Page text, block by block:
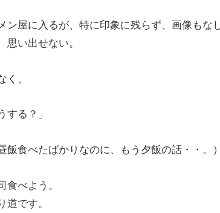
ン屋に入るが、特に印象に残らず、画像もなし
思い出せない。
く、
する？」
飯食べたばかりなのに、もう夕飯の話・・。）
食べよう。
道です。